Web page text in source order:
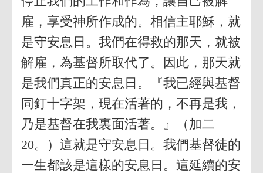
雇，享受神所作成的。相信主耶穌，就
是守安息日。我們在得救的那天，就被
解雇，為基督所取代了。因此，那天就
是我們真正的安息日。『我已經與基督
同釘十字架，現在活著的，不再是我，
乃是基督在我裏面活著。』（加二
20。）這就是守安息日。我們基督徒的
一生都該是這樣的安息日。這延續的安